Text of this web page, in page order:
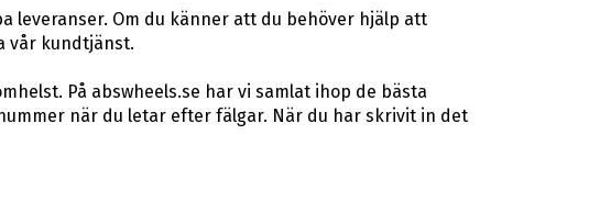
leveranser. Om du känner att du behöver hjälp att
vår kundtjänst.
På abswheels.se har vi samlat ihop de bästa
när du letar efter fälgar. När du har skrivit in det